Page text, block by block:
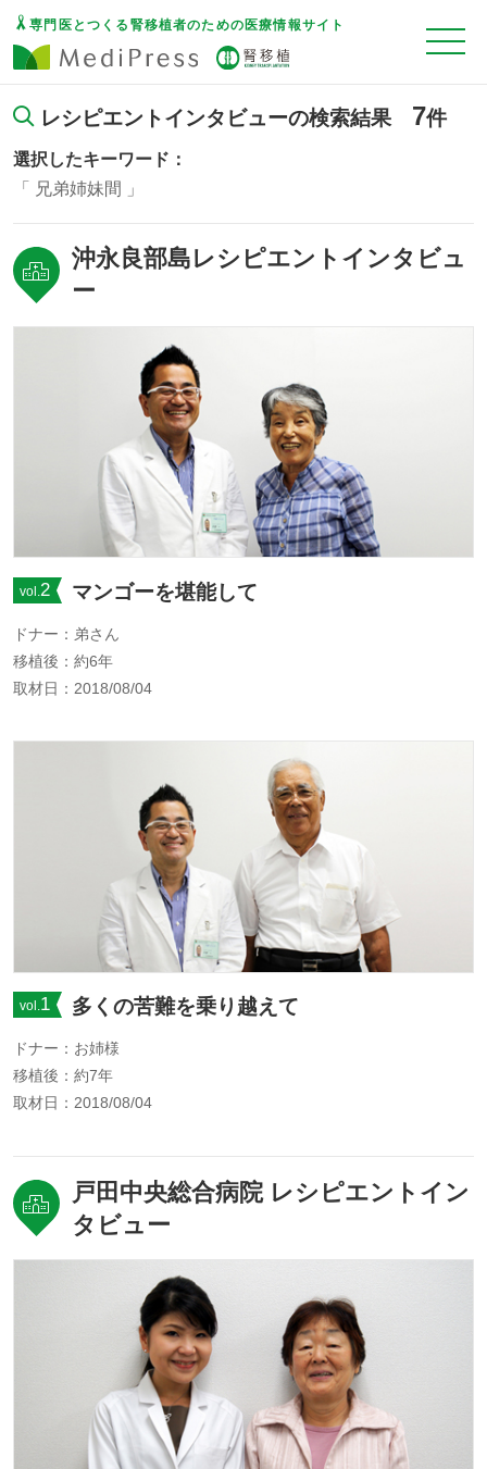
専門医とつくる腎移植者のための医療情報サイト
レシピエントインタビューの検索結果 7件
選択したキーワード：
兄弟姉妹間
沖永良部島レシピエントインタビュ
ー
vol. 2 マンゴーを堪能して
ドナー：弟さん
移植後：約6年
取材日：2018/08/04
vol.1 多くの苦難を乗り越えて
ドナー：お姉様
移植後：約7年
取材日：2018/08/04
戸田中央総合病院 レシピエントイン
タビュー